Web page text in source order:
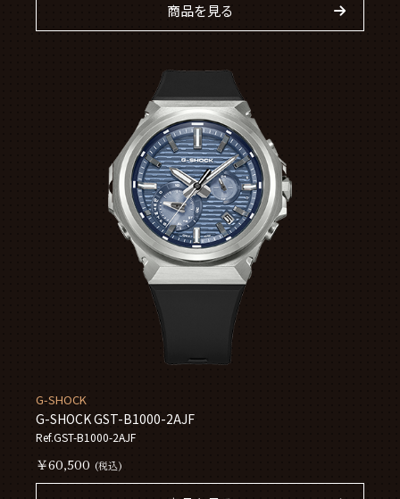
商品を見る
G-SHOCK
G-SHOCK GST-B1000-2AJF
Ref.GST-B1000-2AJF
￥60,500 (税込)